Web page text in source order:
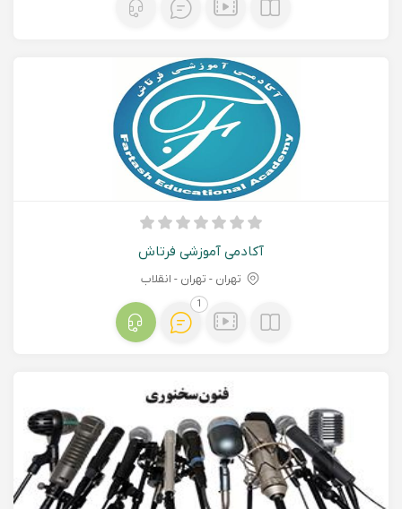
آکادمی آموزشی فرتاش
تهران - تهران - انقلاب
1